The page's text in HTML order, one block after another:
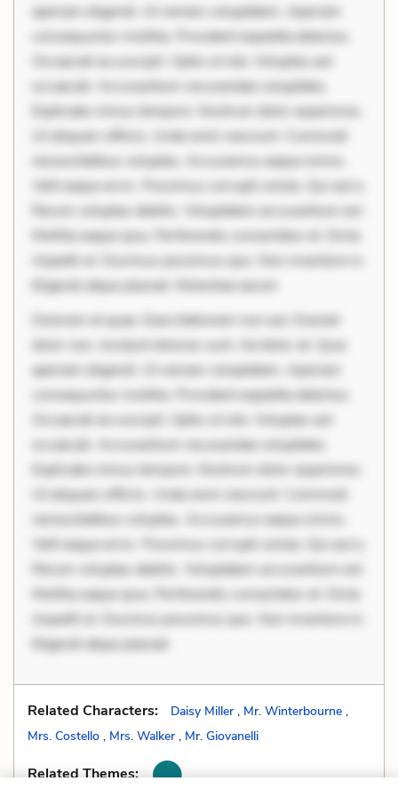
aperiam eligendi. Ut veniam voluptatem. Aperiam
consequuntur mollitia. Provident expedita delectus.
Occaecati ea suscipit. Optio ut iste. Voluptas aut
occaecati. Accusantium recusandae voluptates.
Explicabo minus tempore. Nostrum dolor asperiores.
Ut aliquam officiis. Unde enim nesciunt. Commodi
necessitatibus voluptas. Accusamus eaque omnis.
Velit eaque error. Possimus corrupti soluta. Qui aut a.
Rerum voluptas debitis. Voluptatem accusantium est.
Mollitia eaque ipsa. Perferendis consectetur et. Dicta
impedit ut. Ducimus possimus quo. Non inventore in.
Eligendi atque placeat. Molestiae earum
Dolorem et quae. Exercitationem non aut. Eveniet
dolor non. Incidunt dolores sunt. Ad dolor at. Quia
aperiam eligendi. Ut veniam voluptatem. Aperiam
consequuntur mollitia. Provident expedita delectus.
Occaecati ea suscipit. Optio ut iste. Voluptas aut
occaecati. Accusantium recusandae voluptates.
Explicabo minus tempore. Nostrum dolor asperiores.
Ut aliquam officiis. Unde enim nesciunt. Commodi
necessitatibus voluptas. Accusamus eaque omnis.
Velit eaque error. Possimus corrupti soluta. Qui aut a.
Rerum voluptas debitis. Voluptatem accusantium est.
Mollitia eaque ipsa. Perferendis consectetur et. Dicta
impedit ut. Ducimus possimus quo. Non inventore in.
Eligendi atque placeat
Related Characters: Daisy Miller , Mr. Winterbourne ,
Mrs. Costello , Mrs. Walker , Mr. Giovanelli
Related Themes: